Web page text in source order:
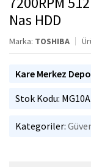
Nas HDD
Marka: TOSHIBA
Kare Merkez
Stok Kodu:
Kategoriler: